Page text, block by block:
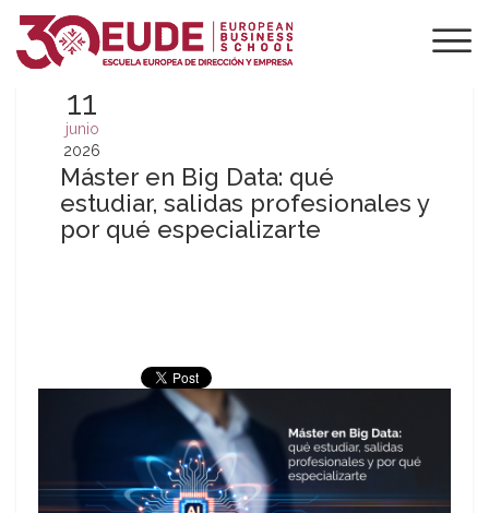
11
junio
2026
Máster en Big Data: qué
estudiar, salidas profesionales y
por qué especializarte